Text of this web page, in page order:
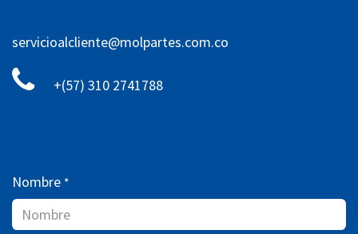
servicioalcliente@molpartes.com.co
+(57) 310 2741788
Nombre *